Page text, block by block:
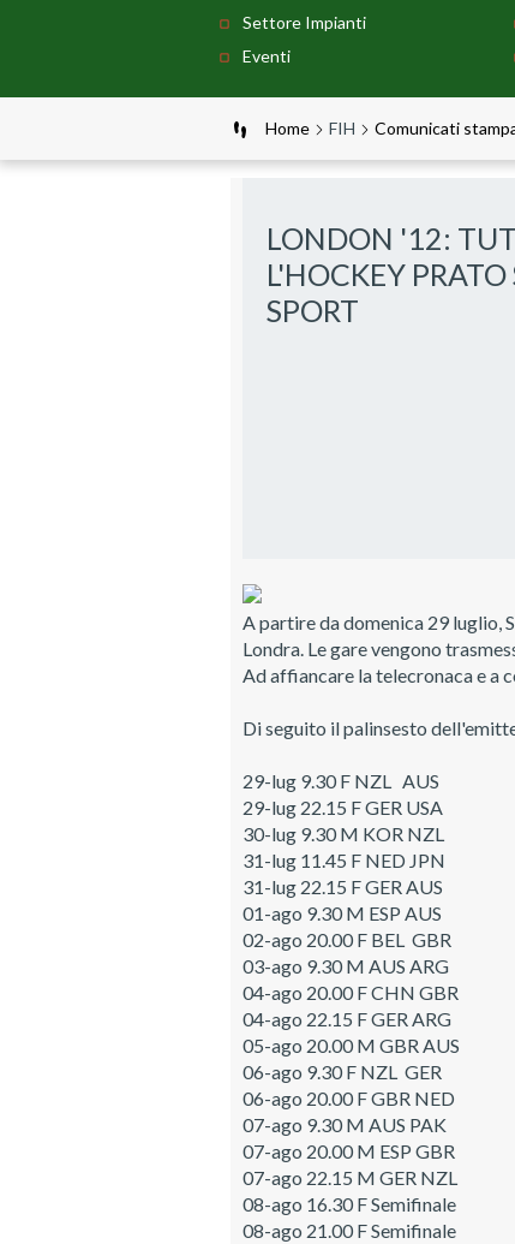
Settore Impianti
Eventi
Home FIH Comunicati
LONDON '12:
L'HOCKEY PRATO
SPORT
A partire da domenica 29 luglio,
Londra. Le gare vengono
Ad affiancare la telecronaca e a
Di seguito il palinsesto
29-lug 9.30 F NZL AUS
29-lug 22.15 FGER USA
30-lug 9.30 M KOR NZL
31-lug 11.45 F NED JPN
31-lug 22.15 FGERAUS
01-ago 9.30 M ESP AUS
02-ago 20.00 F BEL GBR
03-ago 9.30 M AUS ARG
04-ago 20.00 FCHN GBR
04-ago 22.15 FGERARG
05-ago 20.00 M GBRAUS
06-ago 9.30 F NZL GER
06-ago 20.00 FGBR NED
07-ago 9.30 M AUS PAK
07-ago 20.00 M ESP GBR
07-ago 22.15 M GER NZL
08-ago 16.30 FSemifinale
08-ago 21.00 FSemifinale